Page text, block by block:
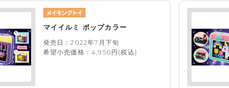
マイイルミ ポップカラー
発売日：2022年7月下旬
希望小売価格：4,950円(税込)